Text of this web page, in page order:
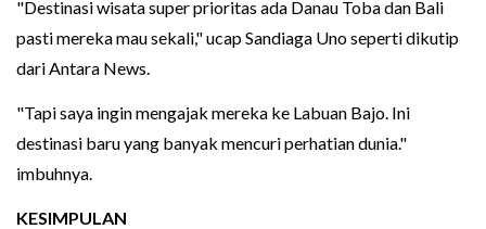
"Destinasi wisata super prioritas ada Danau Toba dan Bali
pasti mereka mau sekali," ucap Sandiaga Uno seperti dikutip
dari Antara News.
"Tapi saya ingin mengajak mereka ke Labuan Bajo. Ini
destinasi baru yang banyak mencuri perhatian dunia."
imbuhnya.
KESIMPULAN